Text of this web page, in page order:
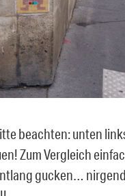
beachten: unten
Zum Vergleich
gucken…